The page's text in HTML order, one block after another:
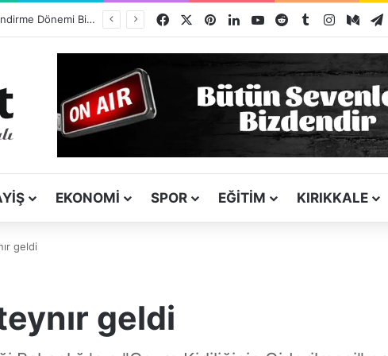
Kız Kardeşini Öldüren Firari Mandırada Yakalandı Facebook PinterestLinkedInYouTubeRedditTumblrInstagram
EKONOMI SPOR EĞITIM KIRIKKALE
geldi
geldi